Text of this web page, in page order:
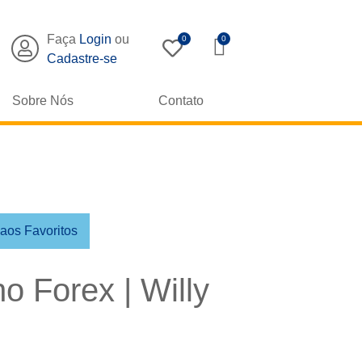
Faça Login ou
Cadastre-se
0 0
Sobre Nós Contato
Favoritos
Forex | Willy